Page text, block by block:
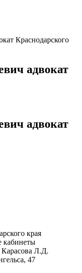
Краснодарского
адвокат
адвокат
края
кабинеты
Л.Д.
47